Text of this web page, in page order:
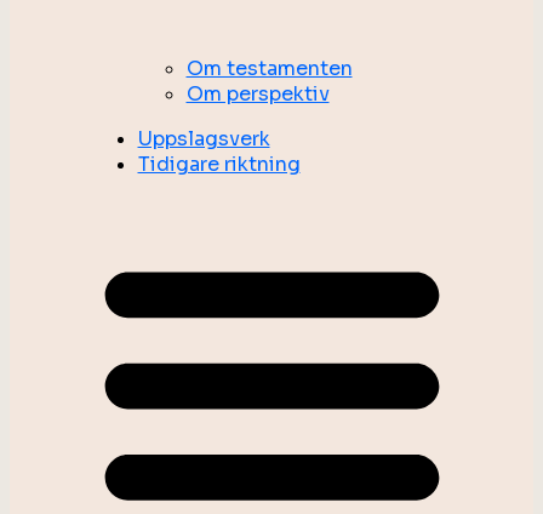
Om testamenten
Om perspektiv
Uppslagsverk
Tidigare riktning